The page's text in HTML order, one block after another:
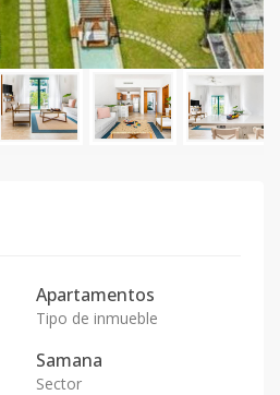
Apartamentos
Tipo de inmueble
Samana
Sector